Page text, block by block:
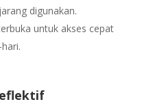
digunakan.
untuk akses cepat